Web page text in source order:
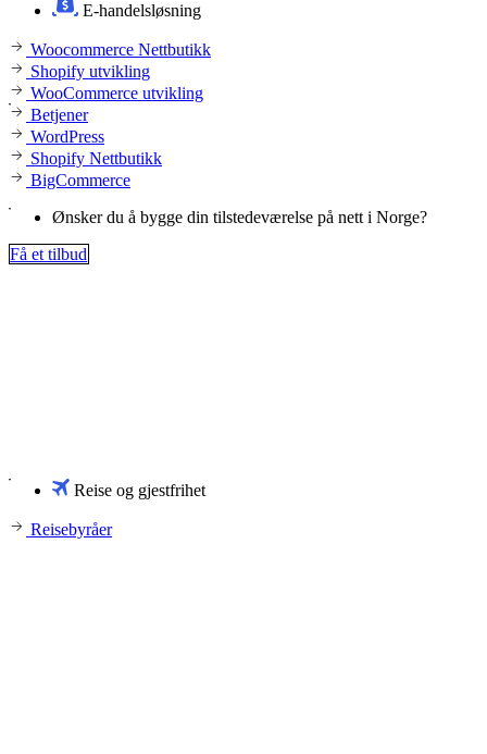
E-handelsløsning
Woocommerce Nettbutikk
Shopify utvikling
WooCommerce utvikling
Betjener
WordPress
Shopify Nettbutikk
BigCommerce
Ønsker du å bygge din tilstedeværelse på nett i Norge?
Få et tilbud
Reise og gjestfrihet
Reisebyråer